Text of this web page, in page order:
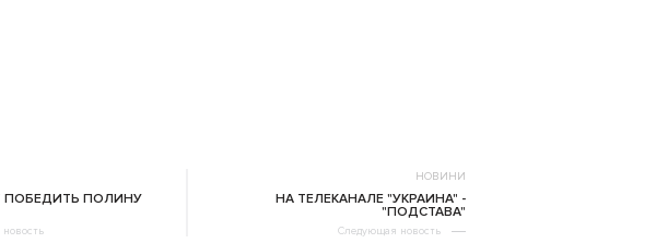
ПОБЕДИТЬ ПОЛИНУ
НОВИНИ
НА ТЕЛЕКАНАЛЕ "УКРАИНА" -
"ПОДСТАВА"
Следующая новость